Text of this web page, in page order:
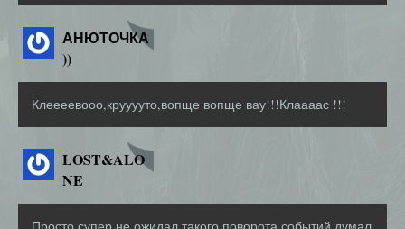
АНЮТОЧКА
))
Клеееевооо,крууууто,вопще вопще вау!!!Клаааас !!!
LOST&ALO
NE